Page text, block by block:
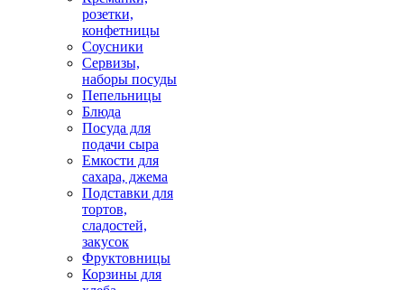
розетки,
конфетницы
Соусники
Сервизы,
наборы посуды
Пепельницы
Блюда
Посуда для
подачи сыра
Емкости для
сахара, джема
Подставки для
тортов,
сладостей,
закусок
Фруктовницы
Корзины для